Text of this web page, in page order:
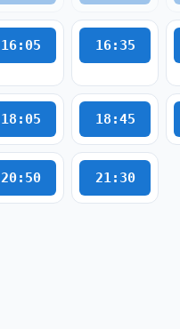
16:05 16:35
18:05 18:45
20:50 21:30